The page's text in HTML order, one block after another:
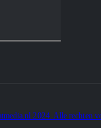
2024. Alle rechten